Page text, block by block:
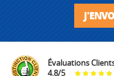
Évaluations
4.8/5